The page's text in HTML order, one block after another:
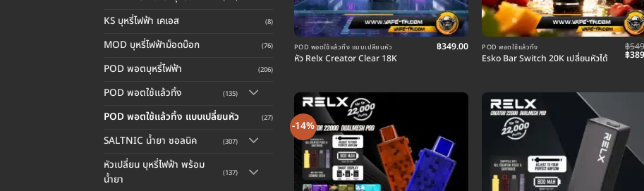
KS บุหรี่ไฟฟ้า เคเอส (8)
MOD บุหรี่ไฟฟ้าม็อดบ๊อก (76)
POD พอตบุหรี่ไฟฟ้า (206)
POD พอตใช้แล้วทิ้ง (135)
POD พอตใช้แล้วทิ้ง แบบเปลี่ยนหัว (27)
SALTNIC น้ำยา ซอลนิค (307)
หัวเปลี่ยน บุหรี่ไฟฟ้า พร้อม
น้ำยา
(137)
POD พอตใช้แล้วทิ้ง แบบเปลี่ยนหัว
หัว Relx Creator Clear 18K
฿349.00 POD พอตใช้แล้วทิ้ง
Esko Bar Switch 20K เปลี่ยนหัวได้
฿
price
฿
-14%